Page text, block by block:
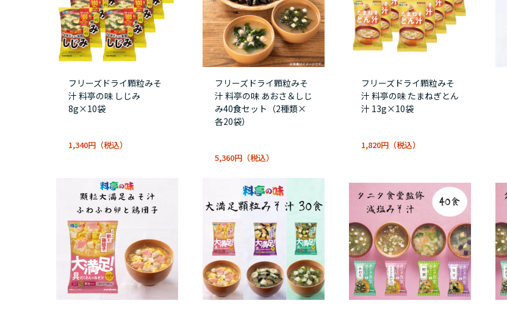
フリーズドライ顆粒みそ
汁 料亭の味 しじみ
8g×10袋
1,340円
フリーズドライ顆粒みそ
汁 料亭の味 あおさ＆しじ
み40食セット（2種類×
各20袋）
5,360円
フリーズドライ顆粒みそ
汁 料亭の味 たまねぎとん
汁 13g×10袋
1,820円